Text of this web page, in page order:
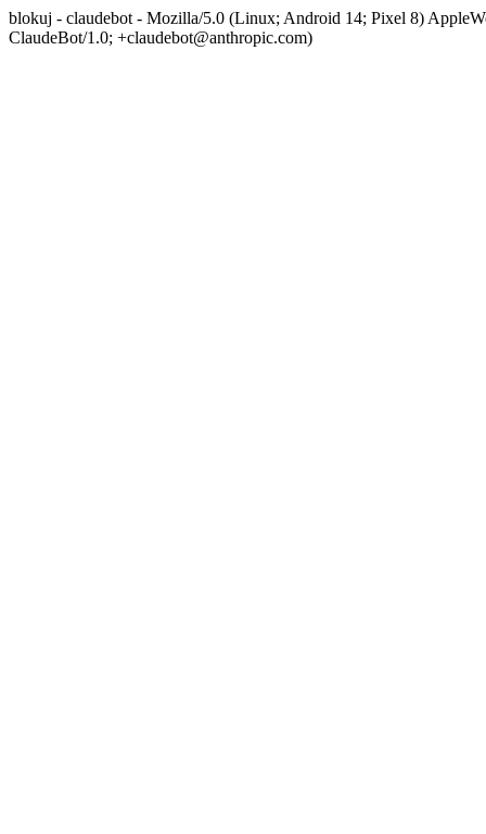
blokuj - claudebot - Mozilla/5.0 (Linux; Android 14; Pixel 8)
ClaudeBot/1.0; +claudebot@anthropic.com)